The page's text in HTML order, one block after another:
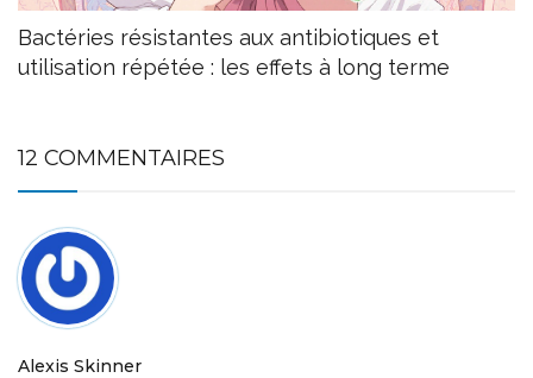
Bactéries résistantes aux antibiotiques et
utilisation répétée : les effets à long terme
12 COMMENTAIRES
Alexis Skinner